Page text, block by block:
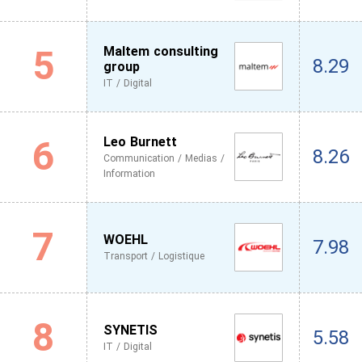
5
Maltem consulting
group
IT / Digital
8.29
6 Leo Burnett
Communication / Medias /
Information
8.26
7 WOEHL
Transport / Logistique 7.98
8 SYNETIS
IT / Digital 5.58